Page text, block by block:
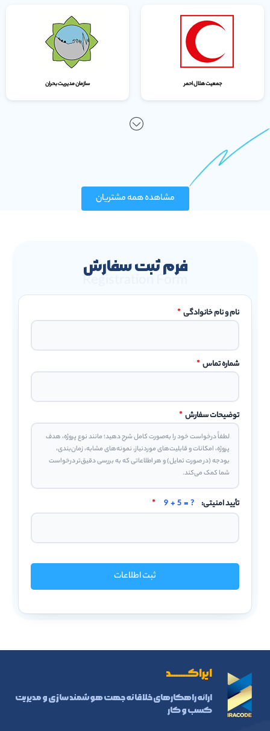
جمعیت هلال احمر سازمان مدیریت بحران
مشاهده همه مشتریان
فرم ثبت سفارش
Registration Form
نام و نام خانوادگی *
شماره تماس *
توضیحات سفارش *
تأیید امنیتی: 9 + 5 = ?
*
ثبت اطلاعات
ایراکـــــــد
ارائه راهکارهای خلاقانه جهت هوشمند سازی و مدیریت
کسب و کار